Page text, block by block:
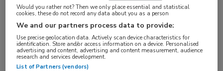
Geselecteerd door prof. dr. Geert D’Haens
Tags:
vedolizumab,ziekte van Crohn
Would you rather not? Then we only place essential and statistical
cookies, these do not record any data about you as a person
We and our partners process data to provide:
Use precise geolocation data. Actively scan device characteristics for
identification. Store and/or access information on a device. Personalised
advertising and content, advertising and content measurement, audience
research and services development.
List of Partners (vendors)